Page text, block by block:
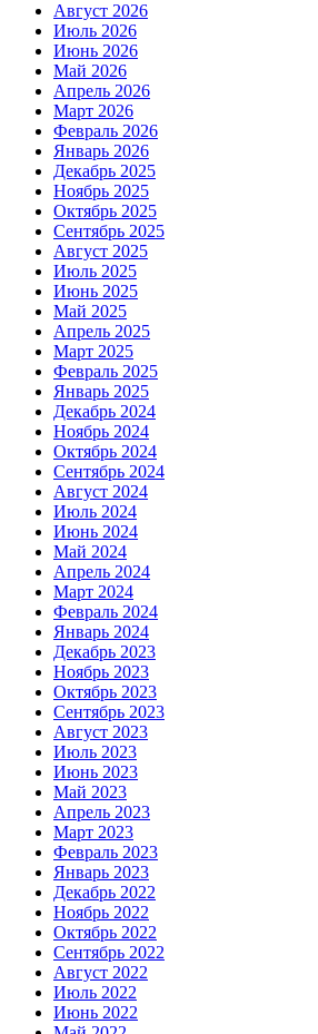
Август 2026
Июль 2026
Июнь 2026
Май 2026
Апрель 2026
Март 2026
Февраль 2026
Январь 2026
Декабрь 2025
Ноябрь 2025
Октябрь 2025
Сентябрь 2025
Август 2025
Июль 2025
Июнь 2025
Май 2025
Апрель 2025
Март 2025
Февраль 2025
Январь 2025
Декабрь 2024
Ноябрь 2024
Октябрь 2024
Сентябрь 2024
Август 2024
Июль 2024
Июнь 2024
Май 2024
Апрель 2024
Март 2024
Февраль 2024
Январь 2024
Декабрь 2023
Ноябрь 2023
Октябрь 2023
Сентябрь 2023
Август 2023
Июль 2023
Июнь 2023
Май 2023
Апрель 2023
Март 2023
Февраль 2023
Январь 2023
Декабрь 2022
Ноябрь 2022
Октябрь 2022
Сентябрь 2022
Август 2022
Июль 2022
Июнь 2022